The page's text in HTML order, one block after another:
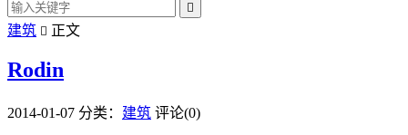

建筑  正文
Rodin
2014-01-07 分类： 建筑 评论(0)